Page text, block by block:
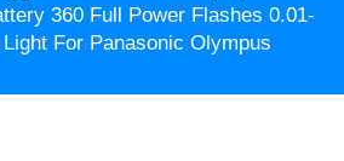
360 Full Power Flashes 0.01-
For Panasonic Olympus